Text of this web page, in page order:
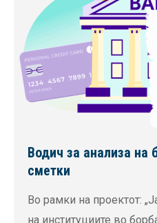
Водич за анализа на
сметки
Во рамки на проектот:
на институциите во